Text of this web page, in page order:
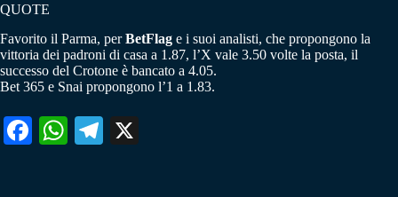
QUOTE
Favorito il Parma, perBetFlag e i suoi analisti, che propongono la
vittoria dei padroni di casa a 1.87, l’X vale 3.50 volte la posta, il
successo del Crotone è bancato a 4.05.
Bet 365 e Snai propongono l’1 a 1.83.
Fa W
Te